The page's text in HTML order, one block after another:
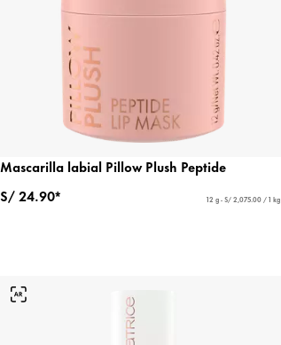
Mascarilla labial Pillow Plush Peptide
S/ 24.90*
12 g - S/ 2,075.00 / 1 kg